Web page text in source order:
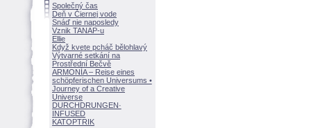
Společný čas
Deň v Čiernej vode
Snáď nie naposledy
Vznik TANAP-u
Ellie
Když kvete pcháč bělohlavý
Výtvarné setkání na
Prostřední Bečvě
ARMONÍA – Reise eines
schöpferischen Universums •
Journey of a Creative
Universe
DURCHDRUNGEN·
INFUSED
KATOPTRIK